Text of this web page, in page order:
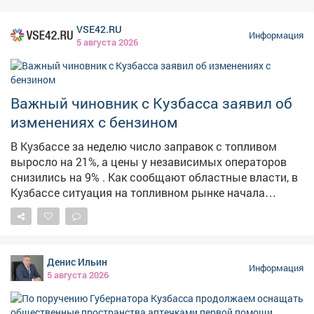
главное - никакой паники! Такие учения проходят у нас
регулярно, чтобы в экстренной ситуации (тьфу-тьфу-
Безопасность - превыше всего! 💪 #Лагерь
#Безопасность #Эвакуация #ТренировкаМЧС
VSE42.RU
5 августа 2026
Информация
Важный чиновник с Кузбасса заявил об
изменениях с бензином
В Кузбассе за неделю число заправок с топливом
выросло на 21%, а цены у независимых операторов
снизились на 9% . Как сообщают областные власти, в
Кузбассе ситуация на топливном рынке начала
стабилизироваться. По их данным, за неделю
количество АЗС, на которых есть топливо, выросло на
операторов снизились на 9%. На штабе обсудили
текущую обстановку и отметили, что ажиотажный
спрос удалось снять, очереди на заправках
сократились. Для дальнейшей стабилизации
Денис Ильин
5 августа 2026
Информация